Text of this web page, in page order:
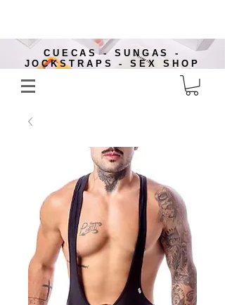
CUECAS - SUNGAS -
JOCKSTRAPS - SEX SHOP